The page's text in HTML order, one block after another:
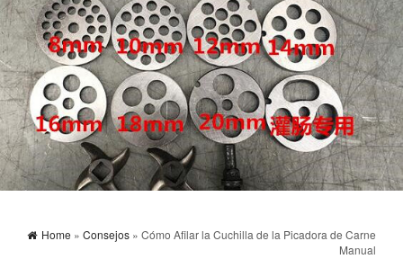
Home » Consejos » Cómo Afilar la Cuchilla de la Picadora de Carne
Manual